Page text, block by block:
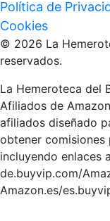
Política de
Cookies
© 2026 La
reservados.
La Hemeroteca del
Afiliados de
afiliados diseñado
obtener
incluyendo enlaces
de.buyvip.com/
Amazon.es/